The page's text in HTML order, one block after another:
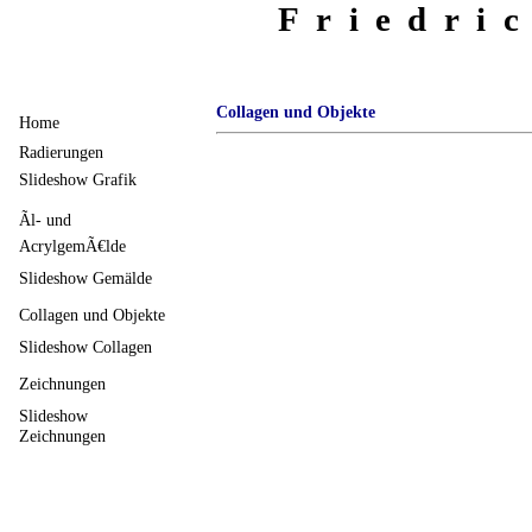
Collagen und Objekte
Home
Radierungen
Slideshow Grafik
Ãl- und
AcrylgemÃ€lde
Slideshow Gemälde
Collagen und Objekte
Slideshow Collagen
Zeichnungen
Slideshow
Zeichnungen